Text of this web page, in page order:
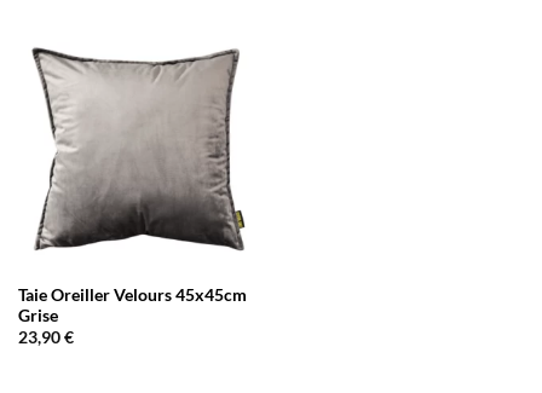
Taie Oreiller Velours 45x45cm
Grise
23,90€